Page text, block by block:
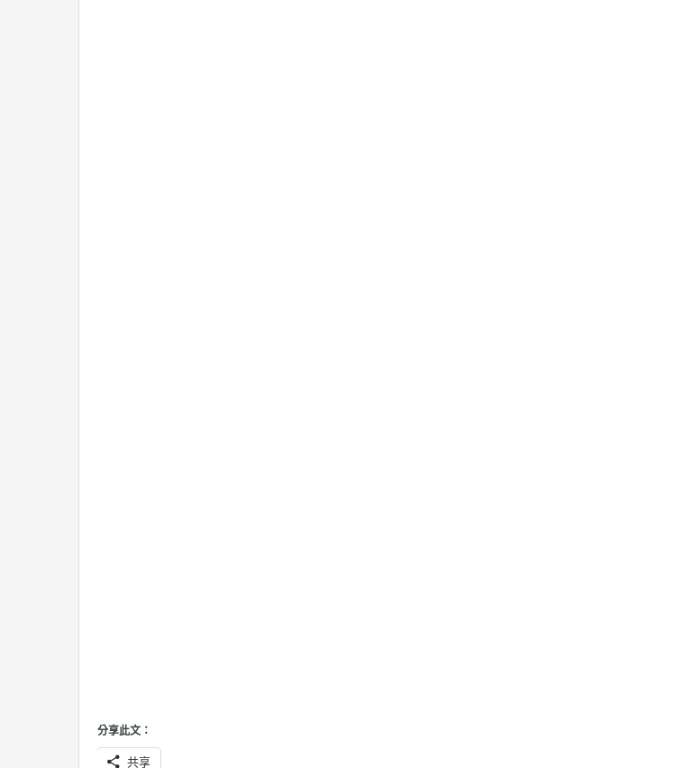
分享此文：
共享